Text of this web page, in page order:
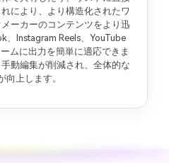
により、より構造化されたワ
ーカーのコンテンツをより迅
、Instagram Reels、YouTube
ムに出力を簡単に適応できま
動編集が削減され、全体的な
向上します。